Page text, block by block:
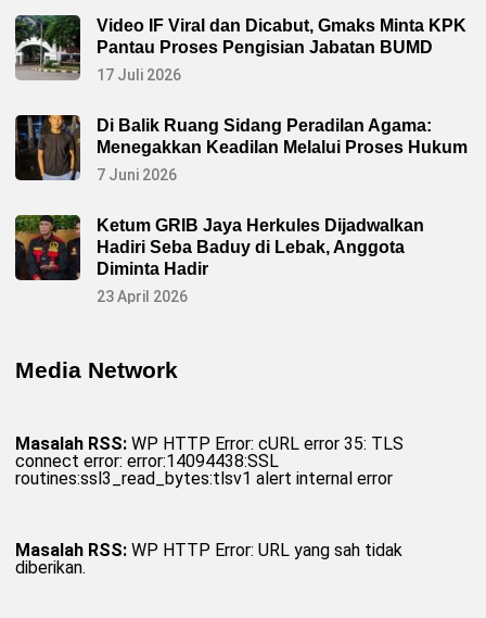
Video IF Viral dan Dicabut, Gmaks Minta KPK
Pantau Proses Pengisian Jabatan BUMD
17 Juli 2026
Di Balik Ruang Sidang Peradilan Agama:
Menegakkan Keadilan Melalui Proses Hukum
7 Juni 2026
Ketum GRIB Jaya Herkules Dijadwalkan
Hadiri Seba Baduy di Lebak, Anggota
Diminta Hadir
23 April 2026
Media Network
Masalah RSS: WP HTTP Error: cURL error 35: TLS
connect error: error:14094438:SSL
routines:ssl3_read_bytes:tlsv1 alert internal error
Masalah RSS: WP HTTP Error: URL yang sah tidak
diberikan.